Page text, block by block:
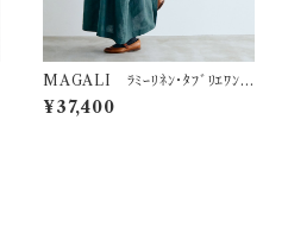
MAGALI ﾗﾐｰﾘﾈﾝ･ﾀﾌﾞﾘｴﾜﾝ
ﾋﾟｰｽ (ﾌｫﾚｽﾄｸﾞﾘｰﾝ) OP205G
R
¥37,400